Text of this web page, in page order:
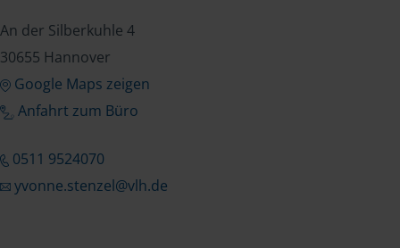
An der Silberkuhle 4
30655 Hannover
Google Maps zeigen
Anfahrt zum Büro
0511 9524070
yvonne.stenzel@vlh.de